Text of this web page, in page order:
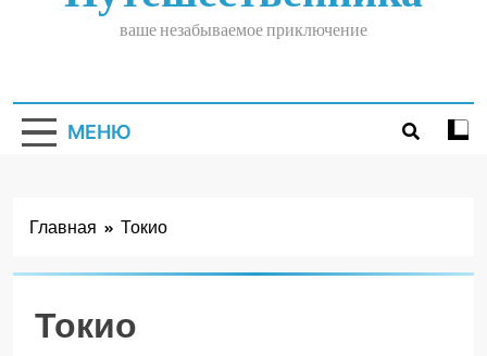
ваше незабываемое приключение
МЕНЮ
Главная Токио
Токио